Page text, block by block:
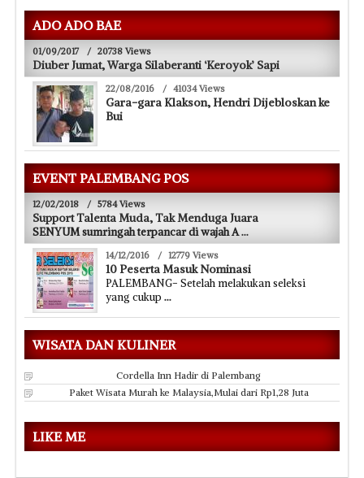
ADO ADO BAE
01/09/2017 / 20738 Views
Diuber Jumat, Warga Silaberanti ‘Keroyok’ Sapi
22/08/2016 / 41034 Views
Gara-gara Klakson, Hendri Dijebloskan ke
Bui
EVENT PALEMBANG POS
12/02/2018 / 5784 Views
Support Talenta Muda, Tak Menduga Juara
SENYUM sumringah terpancar di wajah A...
14/12/2016 / 12779 Views
10 Peserta Masuk Nominasi
PALEMBANG- Setelah melakukan seleksi
yang cukup ...
WISATA DAN KULINER
Cordella Inn Hadir di Palembang
Paket Wisata Murah ke Malaysia,Mulai dari Rp1,28 Juta
LIKE ME